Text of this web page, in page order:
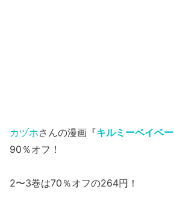
カヅホさんの漫画『キルミーベイベー
90％オフ！
2〜3巻は70％オフの264円！